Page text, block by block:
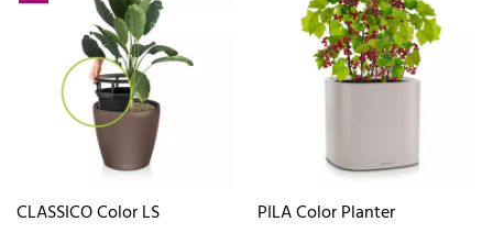
CLASSICO Color LS PILA Color Planter